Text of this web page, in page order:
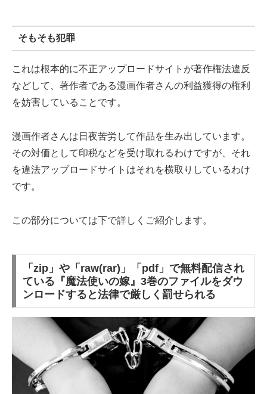
そもそも犯罪
これは根本的に不正アップロードサイトが著作権法違反
などして、著作者である漫画作者さんの利益獲得の権利
を妨害していることです。
漫画作者さんは日夜苦労して作品を生み出しています。
その対価として印税などを受け取れるわけですが、それ
を違法アップロードサイトはそれを横取りしているわけ
です。
この部分については下で詳しくご紹介します。
「zip」や「raw(rar)」「pdf」で無料配信され
ている『魔法使いの嫁』3巻のファイルをダウ
ンロードすると法律で厳しく罰せられる